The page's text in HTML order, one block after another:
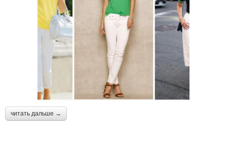
читать дальше →